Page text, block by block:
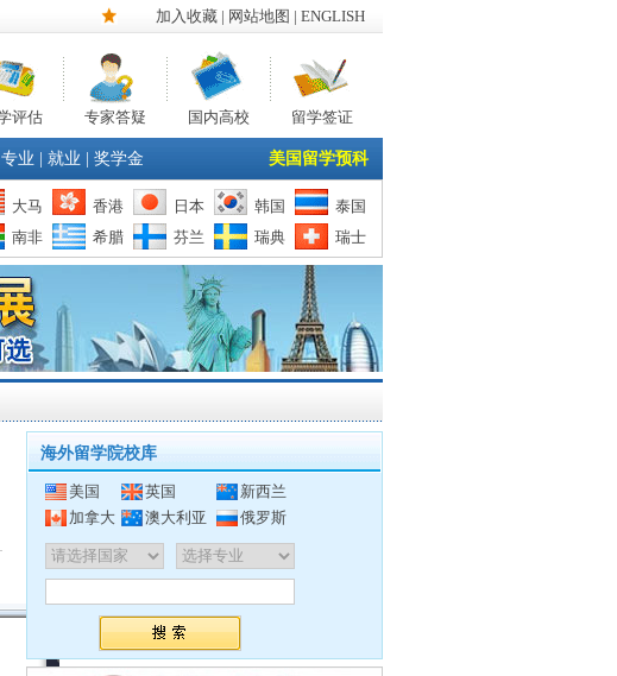
加入收藏 | 网站地图 | ENGLISH
评估 专家答疑 国内高校 留学签证
专业 就业 奖学金 美国留学预科
大马 香港 日本 韩国
泰国
南非 希腊 芬兰 瑞典 瑞士
海外留学院校库
美国 英国
新西兰
加拿大
澳大利亚 俄罗斯